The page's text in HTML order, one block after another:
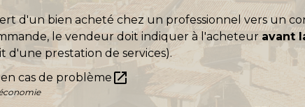
d'un bien acheté chez un professionnel vers un
le vendeur doit indiquer à l'acheteuravant
d'une prestation de services).
cas de problème open_in_new